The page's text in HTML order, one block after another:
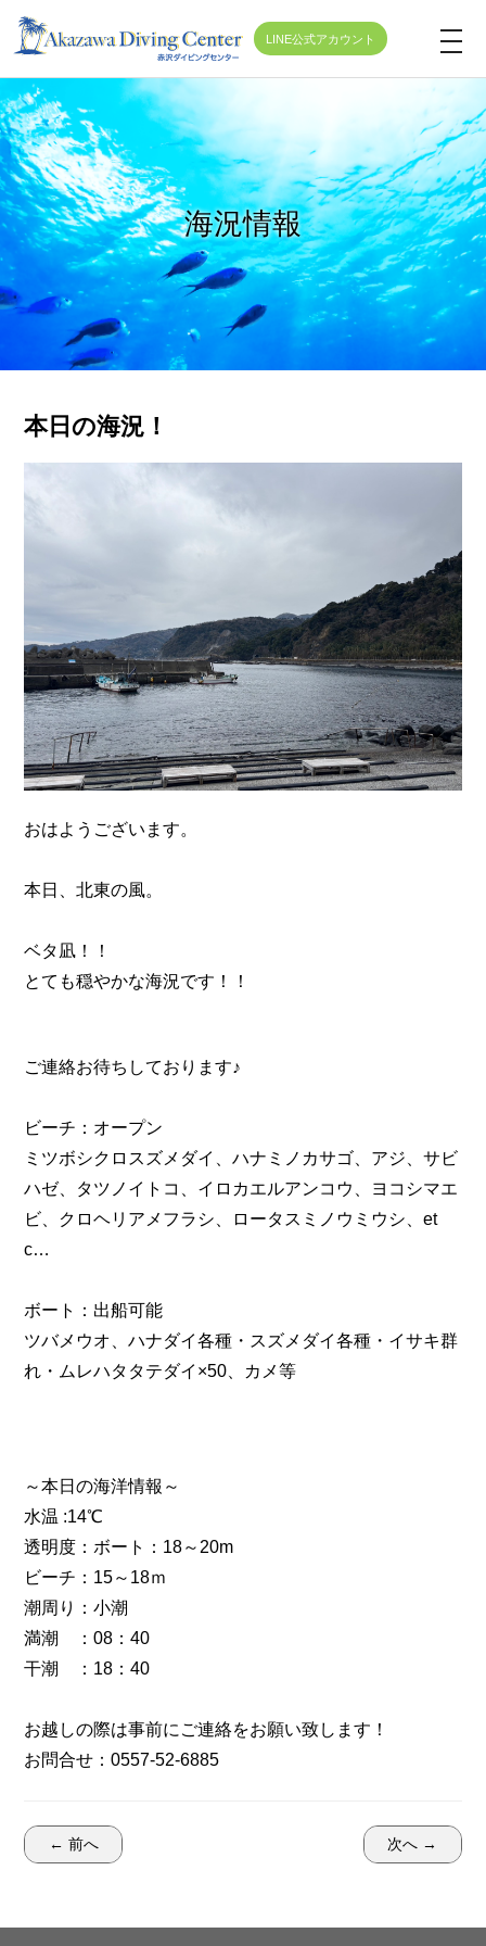
LINE公式アカウント
t
o
g
e
n
a
v
o
海況情報
本日の海況！
おはようございます。
本日、北東の風。
ベタ凪！！
とても穏やかな海況です！！
ご連絡お待ちしております♪
ビーチ：オープン
ミツボシクロスズメダイ、ハナミノカサゴ、アジ、サビ
ハゼ、タツノイトコ、イロカエルアンコウ、ヨコシマエ
ビ、クロヘリアメフラシ、ロータスミノウミウシ、et
c…
ボート：出船可能
ツバメウオ、ハナダイ各種・スズメダイ各種・イサキ群
れ・ムレハタタテダイ×50、カメ等
～本日の海洋情報～
水温 :14℃
透明度：ボート：18～20m
ビーチ：15～18ｍ
潮周り：小潮
満潮 ：08：40
干潮 ：18：40
お越しの際は事前にご連絡をお願い致します！
お問合せ：0557-52-6885
← 前へ 次へ →